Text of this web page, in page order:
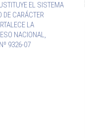
EL SISTEMA
DE CARÁCTER
LA
NACIONAL,
9326-07